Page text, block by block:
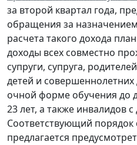
за второй квартал года,
обращения за
расчета такого дохода
доходы всех совместно
супруги, супруга,
детей и
очной форме обучения до
23 лет, а также инвалидов с
Соответствующий
предлагается